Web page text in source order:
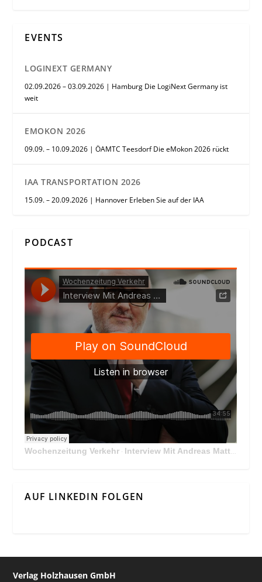
EVENTS
LOGINEXT GERMANY
02.09.2026 – 03.09.2026 | Hamburg Die LogiNext Germany ist
weit
EMOKON 2026
09.09. – 10.09.2026 | ÖAMTC Teesdorf Die eMokon 2026 rückt
IAA TRANSPORTATION 2026
15.09. – 20.09.2026 | Hannover Erleben Sie auf der IAA
PODCAST
Wochenzeitung Verkehr · Interview Mit Andreas Matthä, CEO der ÖBB Holding
AUF LINKEDIN FOLGEN
Verlag Holzhausen GmbH